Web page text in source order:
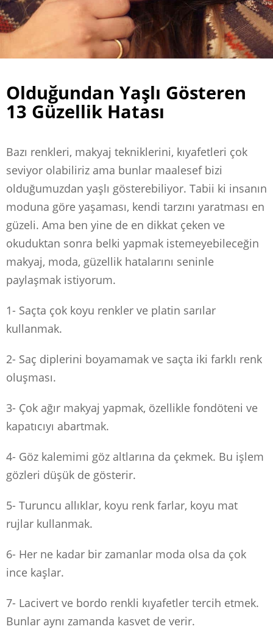
Olduğundan Yaşlı Gösteren
13 Güzellik Hatası
Bazı renkleri, makyaj tekniklerini, kıyafetleri çok
seviyor olabiliriz ama bunlar maalesef bizi
olduğumuzdan yaşlı gösterebiliyor. Tabii ki insanın
moduna göre yaşaması, kendi tarzını yaratması en
güzeli. Ama ben yine de en dikkat çeken ve
okuduktan sonra belki yapmak istemeyebileceğin
makyaj, moda, güzellik hatalarını seninle
paylaşmak istiyorum.
1- Saçta çok koyu renkler ve platin sarılar
kullanmak.
2- Saç diplerini boyamamak ve saçta iki farklı renk
oluşması.
3- Çok ağır makyaj yapmak, özellikle fondöteni ve
kapatıcıyı abartmak.
4- Göz kalemimi göz altlarına da çekmek. Bu işlem
gözleri düşük de gösterir.
5- Turuncu allıklar, koyu renk farlar, koyu mat
rujlar kullanmak.
6- Her ne kadar bir zamanlar moda olsa da çok
ince kaşlar.
7- Lacivert ve bordo renkli kıyafetler tercih etmek.
Bunlar aynı zamanda kasvet de verir.